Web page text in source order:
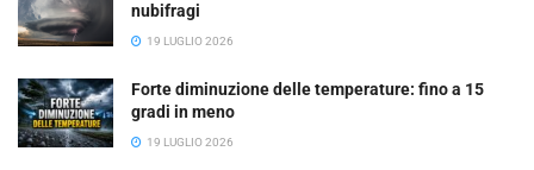
nubifragi
19 LUGLIO 2026
Forte diminuzione delle temperature: fino a 15
gradi in meno
19 LUGLIO 2026